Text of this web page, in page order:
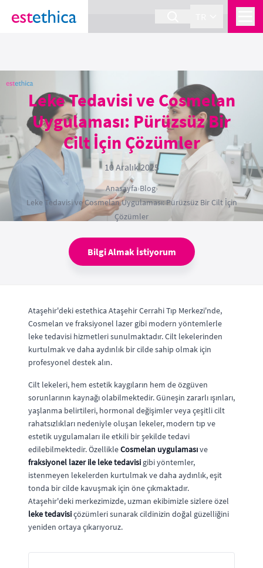
section Service {
Leke Tedavisi ve Cosmelan
Uygulaması: Pürüzsüz Bir
Cilt İçin Çözümler
10 Aralık 2025
Anasayfa›Blog›
Leke Tedavisi ve Cosmelan Uygulaması: Pürüzsüz Bir Cilt İçin
Çözümler
Bilgi Almak İstiyorum
Ataşehir'deki estethica Ataşehir Cerrahi Tıp Merkezi'nde,
Cosmelan ve fraksiyonel lazer gibi modern yöntemlerle
leke tedavisi hizmetleri sunulmaktadır. Cilt lekelerinden
kurtulmak ve daha aydınlık bir cilde sahip olmak için
profesyonel destek alın.
Cilt lekeleri, hem estetik kaygıların hem de özgüven
sorunlarının kaynağı olabilmektedir. Güneşin zararlı ışınları,
yaşlanma belirtileri, hormonal değişimler veya çeşitli cilt
rahatsızlıkları nedeniyle oluşan lekeler, modern tıp ve
estetik uygulamaları ile etkili bir şekilde tedavi
edilebilmektedir. ÖzellikleCosmelan uygulamasıve
fraksiyonel lazer ile leke tedavisi gibi yöntemler,
istenmeyen lekelerden kurtulmak ve daha aydınlık, eşit
tonda bir cilde kavuşmak için öne çıkmaktadır.
Ataşehir'deki merkezimizde, uzman ekibimizle sizlere özel
leke tedavisiçözümleri sunarak cildinizin doğal güzelliğini
yeniden ortaya çıkarıyoruz.